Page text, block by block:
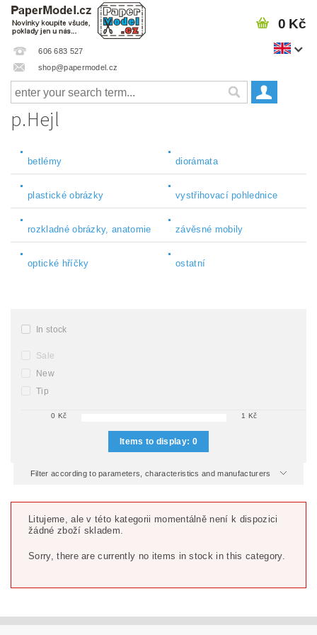
606 683 527
shop@papermodel.cz
0 Kč
p.Hejl
betlémy diorámata
plastické obrázky vystřihovací pohlednice
rozkladné obrázky, anatomie závěsné mobily
optické hříčky ostatní
In stock
Sale
New
Tip
0 Kč 1 Kč
Items to display: 0
Filter according to parameters, characteristics and manufacturers
Litujeme, ale v této kategorii momentálně není k dispozici
žádné zboží skladem.
Sorry, there are currently no items in stock in this category.